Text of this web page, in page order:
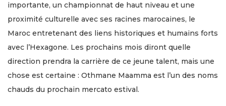
importante, un championnat de haut niveau et une
proximité culturelle avec ses racines marocaines, le
Maroc entretenant des liens historiques et humains forts
avec l’Hexagone. Les prochains mois diront quelle
direction prendra la carrière de ce jeune talent, mais une
chose est certaine : Othmane Maamma est l’un des noms
chauds du prochain mercato estival.